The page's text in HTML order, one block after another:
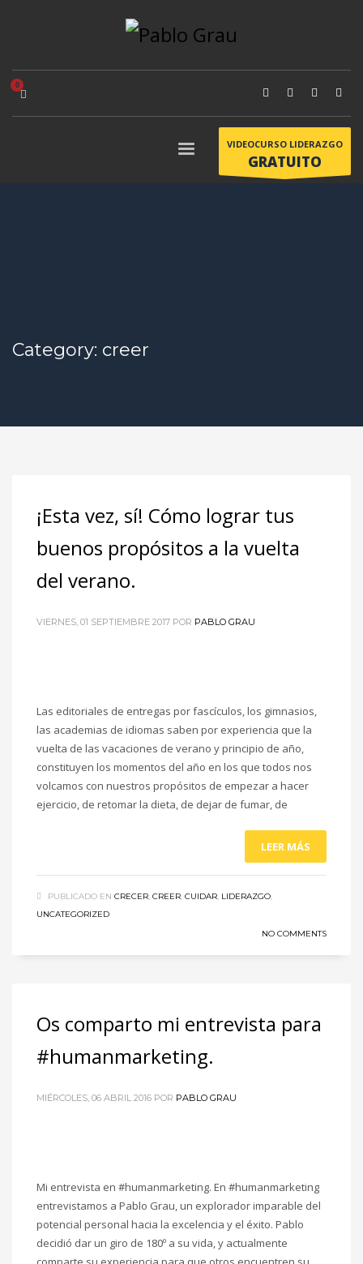
VIDEOCURSO LIDERAZGO
GRATUITO
Category: creer
¡Esta vez, sí! Cómo lograr tus
buenos propósitos a la vuelta
del verano.
VIERNES, 01 SEPTIEMBRE 2017 POR PABLO GRAU
Las editoriales de entregas por fascículos, los gimnasios,
las academias de idiomas saben por experiencia que la
vuelta de las vacaciones de verano y principio de año,
constituyen los momentos del año en los que todos nos
volcamos con nuestros propósitos de empezar a hacer
ejercicio, de retomar la dieta, de dejar de fumar, de
LEER MÁS
PUBLICADO EN CRECER, CREER, CUIDAR, LIDERAZGO,
UNCATEGORIZED
NO COMMENTS
Os comparto mi entrevista para
#humanmarketing.
MIÉRCOLES, 06 ABRIL 2016 POR PABLO GRAU
Mi entrevista en ‪#‎humanmarketing‬. En #humanmarketing
entrevistamos a Pablo Grau, un explorador imparable del
potencial personal hacia la excelencia y el éxito. Pablo
decidió dar un giro de 180º a su vida, y actualmente